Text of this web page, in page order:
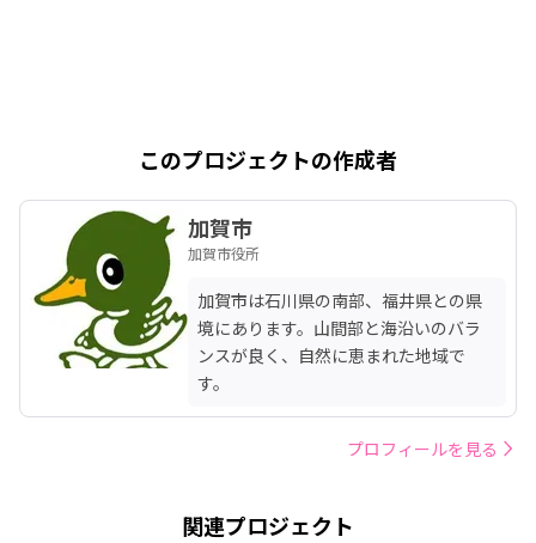
このプロジェクトの作成者
加賀市
加賀市役所
加賀市は石川県の南部、福井県との県
境にあります。山間部と海沿いのバラ
ンスが良く、自然に恵まれた地域で
す。
プロフィールを見る
関連プロジェクト